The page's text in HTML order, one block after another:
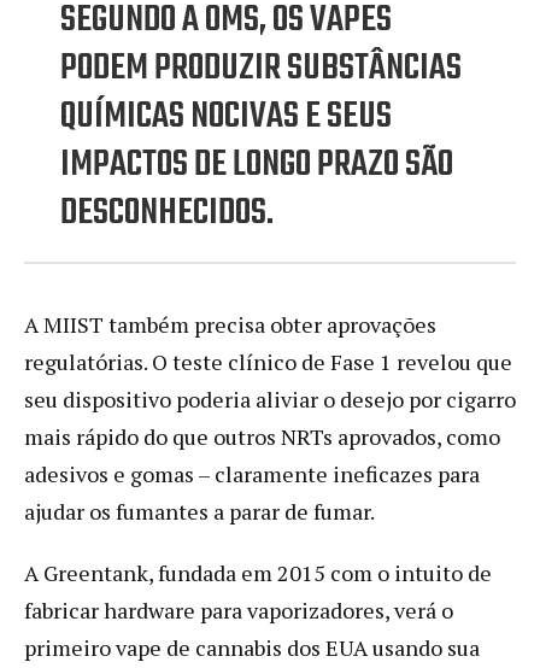
SEGUNDO A OMS, OS VAPES
PODEM PRODUZIR SUBSTÂNCIAS
QUÍMICAS NOCIVAS E SEUS
IMPACTOS DE LONGO PRAZO SÃO
DESCONHECIDOS.
A MIIST também precisa obter aprovações
regulatórias. O teste clínico de Fase 1 revelou que
seu dispositivo poderia aliviar o desejo por cigarro
mais rápido do que outros NRTs aprovados, como
adesivos e gomas – claramente ineficazes para
ajudar os fumantes a parar de fumar.
A Greentank, fundada em 2015 com o intuito de
fabricar hardware para vaporizadores, verá o
primeiro vape de cannabis dos EUA usando sua